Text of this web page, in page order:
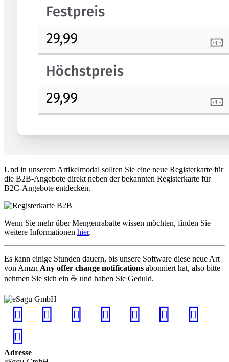
Und in unserem Artikelmodal sollten Sie eine neue Registerkarte für
die B2B-Angebote direkt neben der bekannten Registerkarte für
B2C-Angebote entdecken.
Wenn Sie mehr über Mengenrabatte wissen möchten, finden Sie
weitere Informationen hier.
Es kann einige Stunden dauern, bis unsere Software diese neue Art
von Amzn Any offer change notifications abonniert hat, also bitte
nehmen Sie sich ein ☕ und haben Sie Geduld.
Adresse